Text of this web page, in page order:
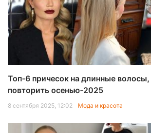
Топ-6 причесок на длинные
повторить осенью-2025
8 сентября 2025, 12:02 Мода и красота